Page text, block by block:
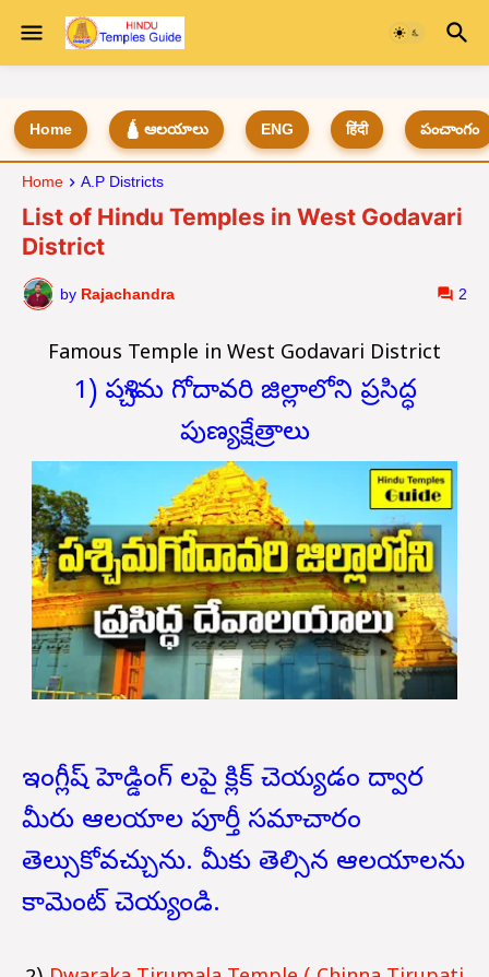
Home 🛕 ఆలయాలు ENG हिंदी పంచాంగం
Home A.P Districts
List of Hindu Temples in West Godavari
District
by Rajachandra 2
Famous Temple in West Godavari District
1) పశ్చిమ గోదావరి జిల్లాలోని ప్రసిద్ధ
పుణ్యక్షేత్రాలు
ఇంగ్లీష్ హెడ్డింగ్ లపై క్లిక్ చెయ్యడం ద్వార
మీరు ఆలయాల పూర్తీ సమాచారం
తెల్సుకోవచ్చును. మీకు తెల్సిన ఆలయాలను
కామెంట్ చెయ్యండి.